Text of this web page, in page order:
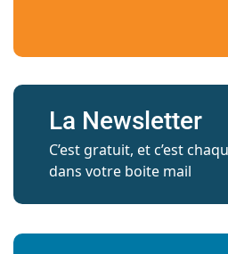
La Newsletter
C’est gratuit, et c’est
dans votre boite mail